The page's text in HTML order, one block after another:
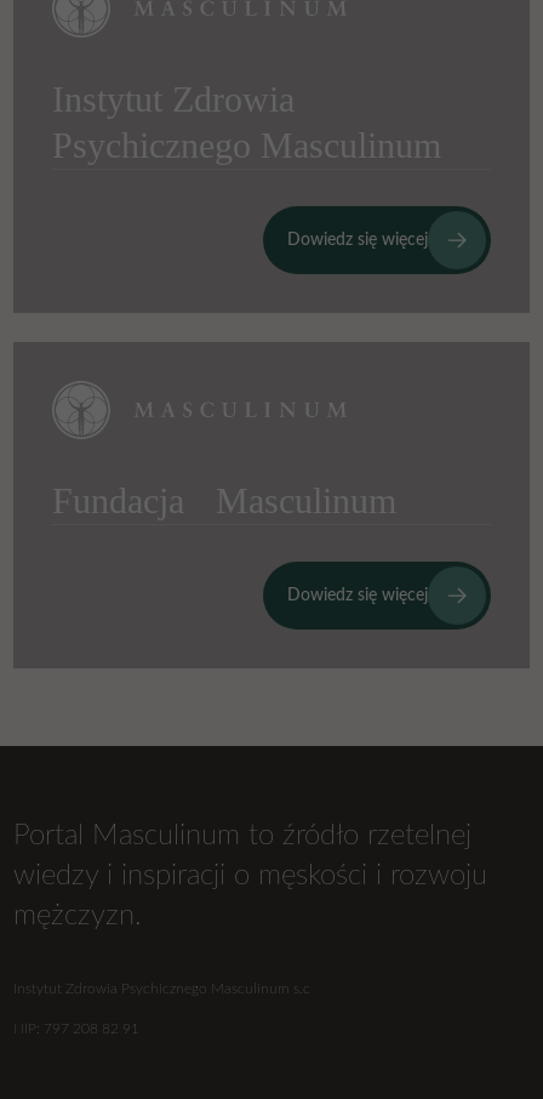
Instytut Zdrowia
Psychicznego Masculinum
Dowiedz się więcej
Fundacja Masculinum
Dowiedz się więcej
Portal Masculinum to źródło rzetelnej
wiedzy i inspiracji o męskości i rozwoju
mężczyzn.
Instytut Zdrowia Psychicznego Masculinum s.c
NIP: 797 208 82 91